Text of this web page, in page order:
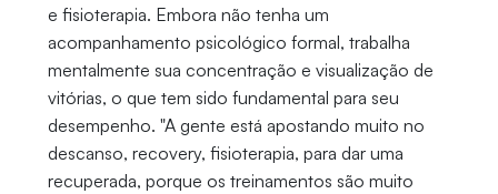
e fisioterapia. Embora não tenha um
acompanhamento psicológico formal, trabalha
mentalmente sua concentração e visualização de
vitórias, o que tem sido fundamental para seu
desempenho. "A gente está apostando muito no
descanso, recovery, fisioterapia, para dar uma
recuperada, porque os treinamentos são muito